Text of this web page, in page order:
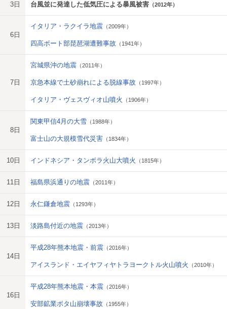
3日 台風並に発達した低気圧による暴風被害 （2012年）
6日
イタリア・ラクイラ地震 （2009年）
四高ボート部琵琶湖遭難事故 （1941年）
7日
宮城県沖の地震 （2011年）
京急本線で土砂崩れによる脱線事故 （1997年）
イタリア・ヴェスヴィオ山噴火 （1906年）
8日
関東甲信4月の大雪 （1988年）
富士山の大規模雪代災害 （1834年）
10日 インドネシア・タンボラ火山大噴火 （1815年）
11日 福島県浜通りの地震 （2011年）
12日 永仁鎌倉地震 （1293年）
13日 淡路島付近の地震 （2013年）
14日
平成28年熊本地震・前震 （2016年）
アイスランド・エイヤフィヤトラヨークトル火山噴火 （2010年）
16日
平成28年熊本地震・本震 （2016年）
安部鉱業ボタ山崩壊事故 （1955年）